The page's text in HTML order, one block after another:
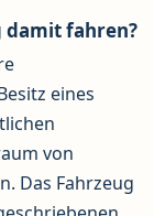
damit fahren?
eines
von
Das Fahrzeug